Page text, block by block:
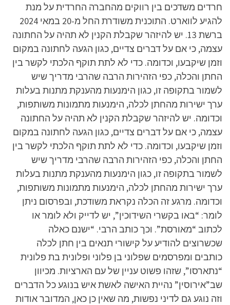
חרדים משדכים בין רווקים מהחברה החרדית על מנת
להגיע לווארט. התוכנית משודרת החל מ-20 במאי 2024
ברשת 13. יש להיזהר שקבלת הקנין לא תהיה על החתונה
עצמה, כי אם על דברים צדיים, כגון הגעה לחתונה במקום
וזמן שיקבעו, וכדומה. כדי לא לתת תוקף הלכתי לקשר בין
החתן והכלה, כפי הזהירות הרבה שהרבי מדריך שיש
לשמור בתקופה זו, כגון הימנעות מהענקת מתנות בעלות
ערך ישירות מהחתן לכלה, הימנעות מתמונות משותפות,
וכדומה. יש להיזהר שקבלת הקנין לא תהיה על החתונה
עצמה, כי אם על דברים צדיים, כגון הגעה לחתונה במקום
וזמן שיקבעו, וכדומה. כדי לא לתת תוקף הלכתי לקשר בין
החתן והכלה, כפי הזהירות הרבה שהרבי מדריך שיש
לשמור בתקופה זו, כגון הימנעות מהענקת מתנות בעלות
ערך ישירות מהחתן לכלה, הימנעות מתמונות משותפות,
וכדומה. מרגע זה הכלה נקראת משודכת, ובפרסום ניתן
לומר: “באו בקשרי השידוכין”, יש לדייק ולא לומר או
לכתוב “מאורסת”. וכך כותב הרבי. “ישנם כאלה
שכשרוצים להודיע על קישורי תנאים בין חתן לכלה
כותבים ומפרסמים שפלוני בן פלוני ופלונית בת פלונית
“נתארסו”, שזהו פשוט עניין של עם הארציות. מכיוון
שב”אירוסין” נהיית האישה לאשת איש בנוגע כל הדברים
וזה נוגע גם לדיני נפשות, מה שאין כן כאן, המדובר אודות